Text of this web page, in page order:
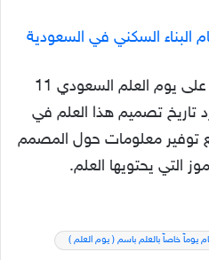
البناء السكني في السعودية
ختاماً، تعرفنا في مقال اليوم على يوم العلم السعودي 11
بسرد تاريخ تصميم هذا العلم في
توفير معلومات حول المصمم
التي يحتويها العلم.